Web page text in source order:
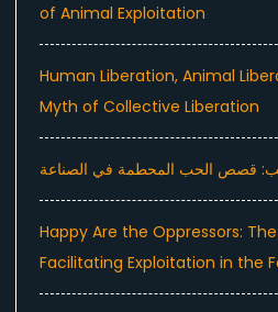
of Animal Exploitation
Human Liberation, Animal
Myth of Collective Liberation
قصص الحب المحطمة في الصناعة
Happy Are the Oppressors:
Facilitating Exploitation in the